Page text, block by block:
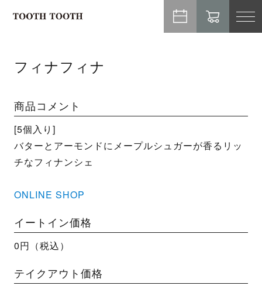
フィナフィナ
商品コメント
[5個入り]
バターとアーモンドにメープルシュガーが香るリッ
チなフィナンシェ
ONLINE SHOP
イートイン価格
0円（税込）
テイクアウト価格